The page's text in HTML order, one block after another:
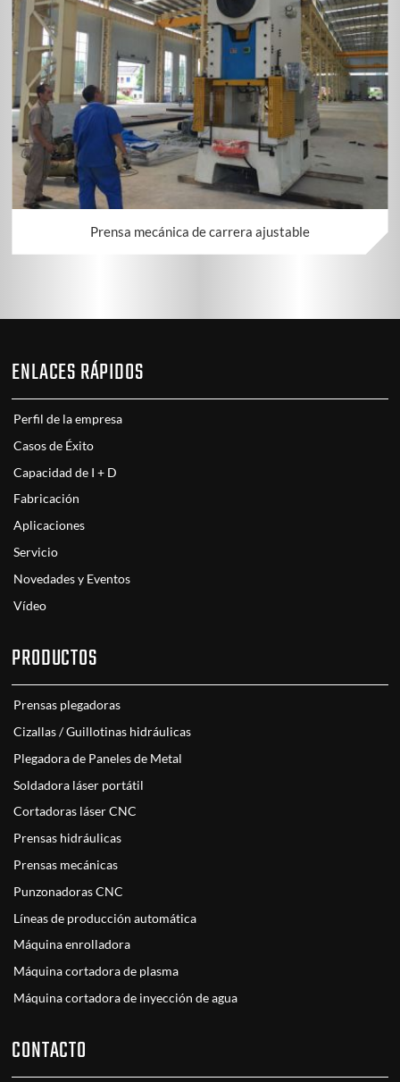
Prensa mecánica de carrera ajustable
ENLACES RÁPIDOS
Perfil de la empresa
Casos de Éxito
Capacidad de I + D
Fabricación
Aplicaciones
Servicio
Novedades y Eventos
Vídeo
PRODUCTOS
Prensas plegadoras
Cizallas / Guillotinas hidráulicas
Plegadora de Paneles de Metal
Soldadora láser portátil
Cortadoras láser CNC
Prensas hidráulicas
Prensas mecánicas
Punzonadoras CNC
Líneas de producción automática
Máquina enrolladora
Máquina cortadora de plasma
Máquina cortadora de inyección de agua
CONTACTO